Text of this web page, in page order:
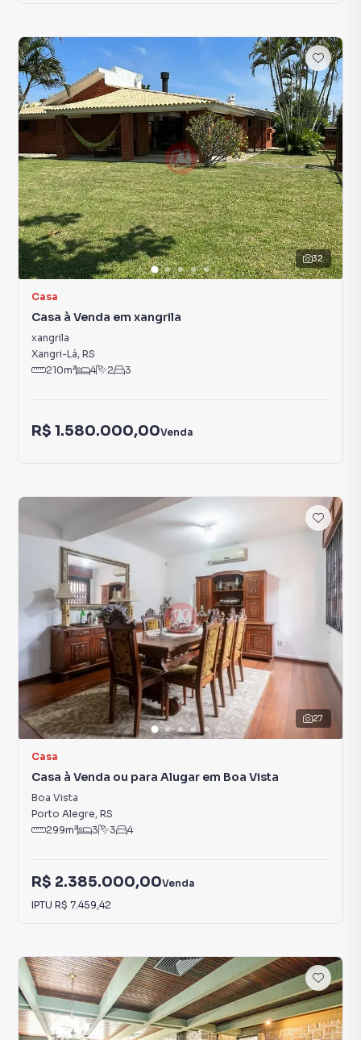
32
Casa
Casa à Venda em xangrila
xangrila
Xangri-Lá, RS
210m² 4 2 3
R$ 1.580.000,00Venda
27
Casa
Casa à Venda ou para Alugar em Boa Vista
Boa Vista
Porto Alegre, RS
299m² 3 3 4
R$ 2.385.000,00Venda
IPTU R$ 7.459,42